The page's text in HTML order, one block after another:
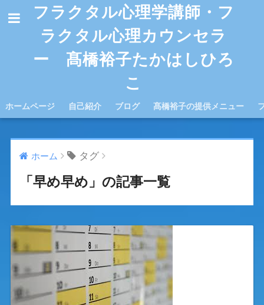
フラクタル心理学講師・フ
ラクタル心理カウンセラ
ー 髙橋裕子たかはしひろ
こ
ホームページ 自己紹介 ブログ 髙橋裕子の提供メニュー
ホーム タグ
「早め早め」の記事一覧